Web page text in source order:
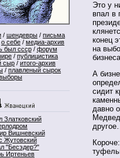
/ шендевры / письма
о себе / медиа-архив
был ссср/ форум
/ публицистика
сыр / итого-архив
/ плавленый сырок
Златковский
Вишневский
Жутовский
"Бесэдер?"
Иртеньев
Это у
впал в
конец
на
А
сидит
давно